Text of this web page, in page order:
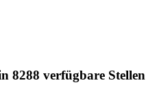
8288 verfügbare Stellen